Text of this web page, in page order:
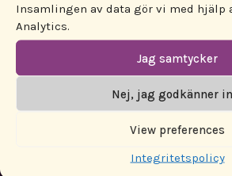
Insamlingen av data gör vi med hjälp
Analytics.
Jag samtycker
Nej, jag godkänner
View preferences
Integritetspolicy